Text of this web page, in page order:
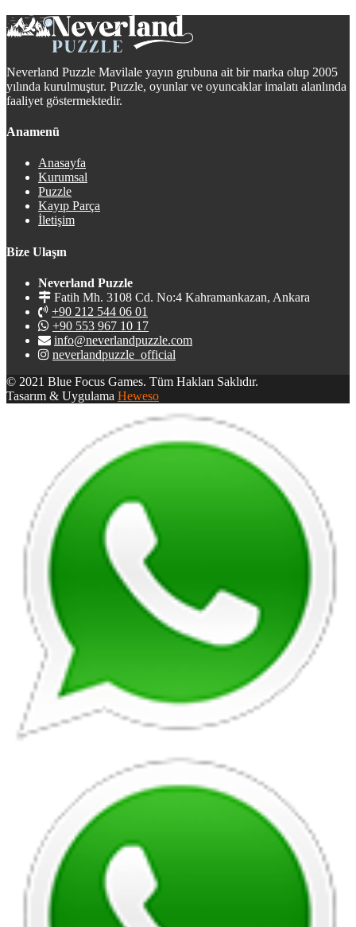
Neverland Puzzle Mavilale yayın grubuna ait bir marka olup 2005
yılında kurulmuştur. Puzzle, oyunlar ve oyuncaklar imalatı alanlında
faaliyet göstermektedir.
Anamenü
Anasayfa
Kurumsal
Puzzle
Kayıp Parça
İletişim
Bize Ulaşın
Neverland Puzzle
Fatih Mh. 3108 Cd. No:4 Kahramankazan, Ankara
+90 212 544 06 01
+90 553 967 10 17
info@neverlandpuzzle.com
neverlandpuzzle_official
© 2021 Blue Focus Games. Tüm Hakları Saklıdır.
Tasarım & Uygulama Heweso